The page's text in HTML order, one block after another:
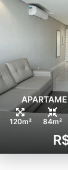
120m² 84m²